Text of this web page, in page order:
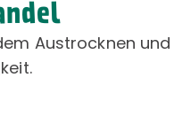
Austrocknen und